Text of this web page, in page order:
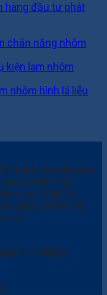
hàng đầu tư phát
chắn nắng nhôm
kiện lam nhôm
nhôm hình lá liễu
Nam chuyên sản
nhãn hiệu
của HYUNDAI
chắn, thẩm mỹ,
Phú Nghĩa,